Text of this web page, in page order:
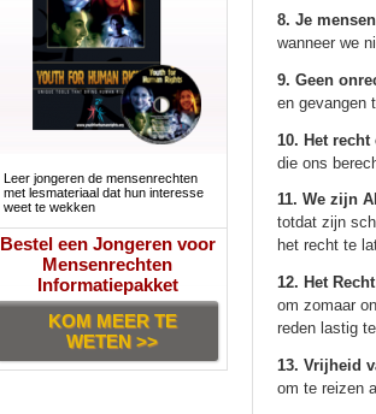
Leer jongeren de mensenrechten
met lesmateriaal dat hun interesse
weet te wekken
Bestel een Jongeren voor
Mensenrechten
Informatiepakket
KOM MEER TE
WETEN >>
8. Je
wanneer we
9. Geen
en gevangen
10. Het
die ons
11. We zijn
totdat zijn
het recht te
12. Het
om zomaar
reden lastig
13. Vrijheid
om te reizen